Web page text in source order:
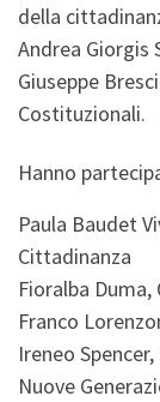
della
Andrea Giorgis
Giuseppe
Costituzionali.
Hanno
Paula Baudet
Cittadinanza
Fioralba
Franco
Ireneo
Nuove